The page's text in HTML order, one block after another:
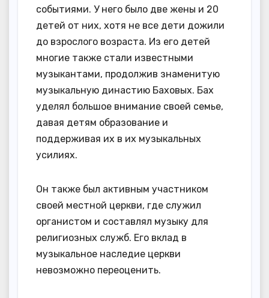
событиями. У него было две жены и 20
детей от них, хотя не все дети дожили
до взрослого возраста. Из его детей
многие также стали известными
музыкантами, продолжив знаменитую
музыкальную династию Баховых. Бах
уделял большое внимание своей семье,
давая детям образование и
поддерживая их в их музыкальных
усилиях.
Он также был активным участником
своей местной церкви, где служил
органистом и составлял музыку для
религиозных служб. Его вклад в
музыкальное наследие церкви
невозможно переоценить.